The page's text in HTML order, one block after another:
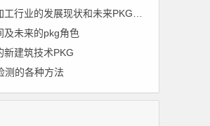
行业的发展现状和未来PKG趋势
及未来的pkg角色
新建筑技术PKG
测的各种方法